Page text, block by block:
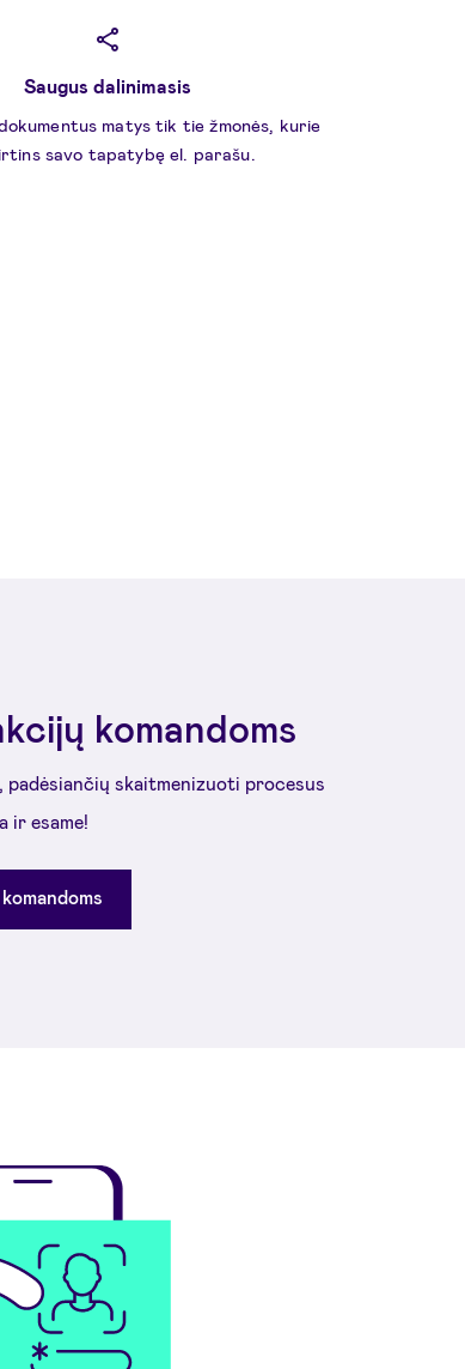
Saugus dalinimasis
matys tik tie žmonės, kurie
savo tapatybę el. parašu.
komandoms
padėsiančių skaitmenizuoti procesus
ir esame!